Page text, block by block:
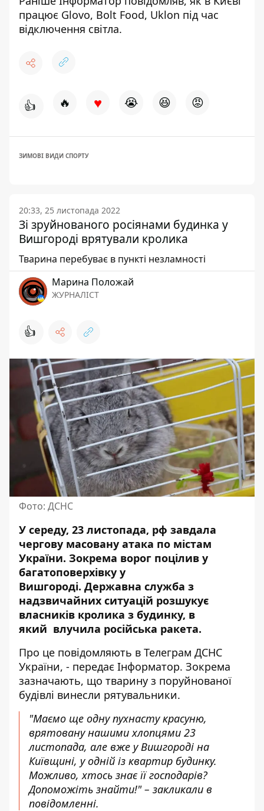
працює Glovo, Bolt Food, Uklon під час
відключення світла.
👍 🔥 ♥ 😭 😆 😡
ЗИМОВІ ВИДИ СПОРТУ
20:33, 25 листопада 2022
Зі зруйнованого росіянами будинка у
Вишгороді врятували кролика
Тварина перебуває в пункті незламності
Марина Положай
ЖУРНАЛІСТ
👍
Фото: ДСНС
У середу, 23 листопада, рф завдала
чергову масовану атака по містам
України. Зокрема ворог поцілив у
багатоповерхівку у
Вишгороді. Державна служба з
надзвичайних ситуацій розшукує
власників кролика з будинку, в
який влучила російська ракета.
Про це повідомляють в Телеграм ДСНС
України, - передає Інформатор. Зокрема
зазначають, що тварину з поруйнованої
будівлі винесли рятувальники.
"Маємо ще одну пухнасту красуню,
врятовану нашими хлопцями 23
листопада, але вже у Вишгороді на
Київщині, у одній із квартир будинку.
Можливо, хтось знає її господарів?
Допоможіть знайти!" – закликали в
повідомленні.